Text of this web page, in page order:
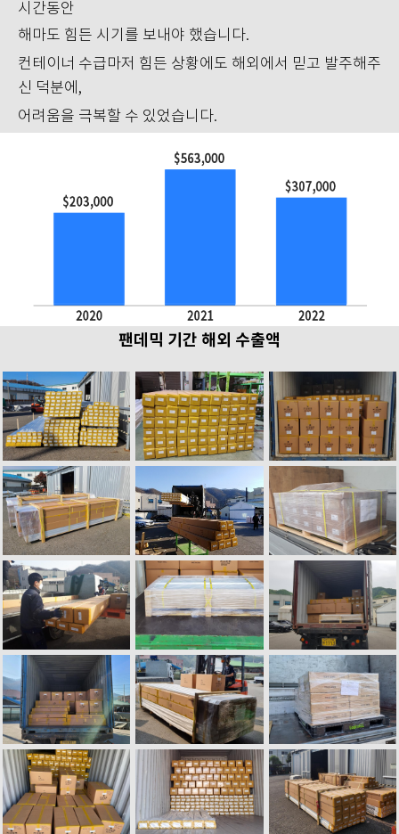
시간동안
해마도 힘든 시기를 보내야 했습니다.
컨테이너 수급마저 힘든 상황에도 해외에서 믿고 발주해주
신 덕분에,
어려움을 극복할 수 있었습니다.
팬데믹 기간 해외 수출액